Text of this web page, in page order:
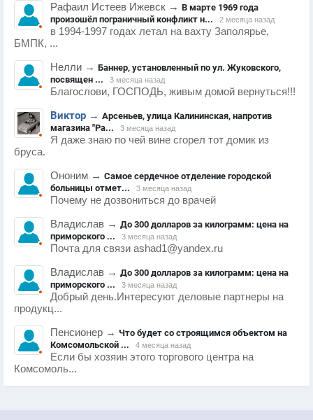
Рафаил Истеев Ижевск → В марте 1969 года
произошёл пограничный конфликт н...
2 месяца назад
в 1994-1997 годах летал на вахту Заполярье,
БМПК, ...
Нелли → Баннер, установленный по ул. Жуковского,
посвящен ...
3 месяца назад
Благослови, ГОСПОДЬ, живым домой вернуться!!!
Виктор → Арсеньев, улица Калининская, напротив
магазина "Ра...
3 месяца назад
Я даже знаю по чей вине сгорел тот домик из
бруса.
Ононим → Самое сердечное отделение городской
больницы отмет...
3 месяца назад
Почему не дозвониться до врачей
Владислав → До 300 долларов за килограмм: цена на
приморского ...
3 месяца назад
Почта для связи ashad1@yandex.ru
Владислав → До 300 долларов за килограмм: цена на
приморского ...
3 месяца назад
Добрый день.Интересуют деловые партнеры на
продукц...
Пенсионер → Что будет со строящимся объектом на
Комсомольской ...
4 месяца назад
Если бы хозяин этого торгового центра на
Комсомоль...